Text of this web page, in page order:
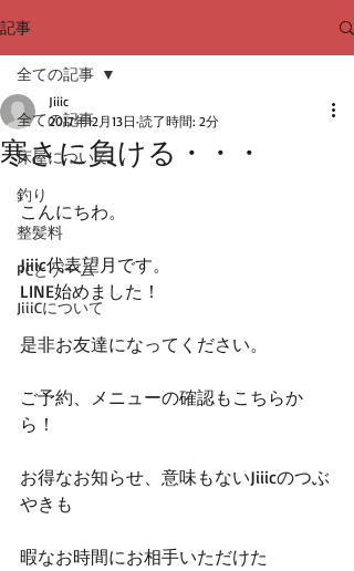
記事
全ての記事
床屋について
釣り
整髪料
PCとゲーム
JiiiCについて
全ての記事
寒さに負ける・・・
Jiiic
2017年12月13日 読了時間: 2分
こんにちわ。
Jiiic代表望月です。
LINE始めました！
是非お友達になってください。
ご予約、メニューの確認もこちらか
ら！
お得なお知らせ、意味もないJiiicのつぶ
やきも
暇なお時間にお相手いただけた